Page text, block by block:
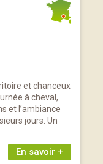
et chanceux
à cheval,
et l’ambiance
jours. Un
En savoir +